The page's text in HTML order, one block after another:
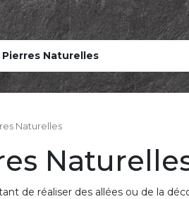
Pierres Naturelles
Naturelles
de réaliser des allées ou de la